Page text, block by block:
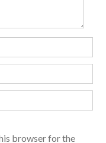
browser for the